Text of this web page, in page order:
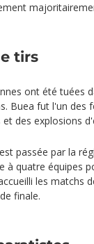
tirs
ont été tuées
Buea fut l'un des
des explosions
passée par la
à quatre équipes
les matchs
finale.